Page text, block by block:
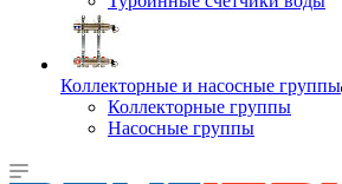
Коллекторные и насосные группы
Коллекторные группы
Насосные группы